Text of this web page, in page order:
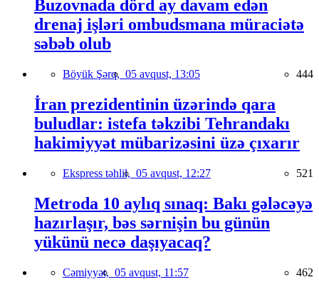
Buzovnada dörd ay davam edən
drenaj işləri ombudsmana müraciətə
səbəb olub
Böyük Şərq, 05 avqust, 13:05 444
İran prezidentinin üzərində qara
buludlar: istefa təkzibi Tehrandakı
hakimiyyət mübarizəsini üzə çıxarır
Ekspress təhlil, 05 avqust, 12:27 521
Metroda 10 aylıq sınaq: Bakı gələcəyə
hazırlaşır, bəs sərnişin bu günün
yükünü necə daşıyacaq?
Cəmiyyət, 05 avqust, 11:57 462